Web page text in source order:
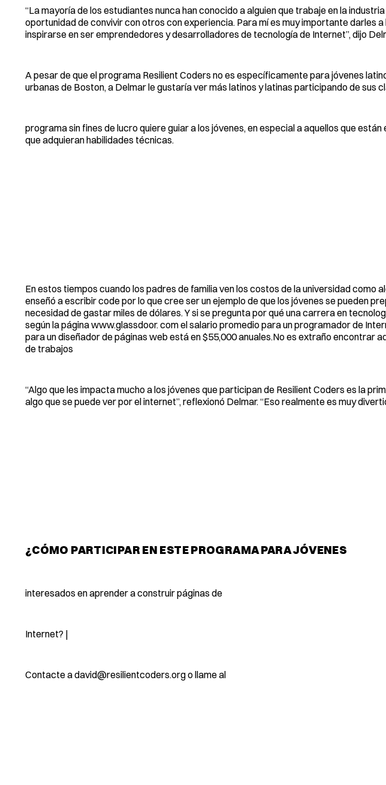
“La mayoría de los estudiantes nunca han conocido a alguien que trabaje en la
oportunidad de convivir con otros con experiencia. Para mí es muy importante darles
inspirarse en ser emprendedores y desarrolladores de tecnología de Internet”, dijo
A pesar de que el programa Resilient Coders no es específicamente para jóvenes
urbanas de Boston, a Delmar le gustaría ver más latinos y latinas participando de sus
programa sin fines de lucro quiere guiar a los jóvenes, en especial a aquellos que
que adquieran habilidades técnicas.
En estos tiempos cuando los padres de familia ven los costos de la universidad como
enseñó a escribir code por lo que cree ser un ejemplo de que los jóvenes se pueden
necesidad de gastar miles de dólares. Y si se pregunta por qué una carrera en
según la página www.glassdoor. com el salario promedio para un programador de
para un diseñador de páginas web está en $55,000 anuales.No es extraño encontrar
de trabajos
“Algo que les impacta mucho a los jóvenes que participan de Resilient Coders es la
algo que se puede ver por el internet”, reflexionó Delmar. “Eso realmente es muy
¿CÓMO PARTICIPAR EN ESTE PROGRAMA PARA JÓVENES
interesados en aprender a construir páginas de
Internet? |
Contacte adavid@resilientcoders.orgo llame al